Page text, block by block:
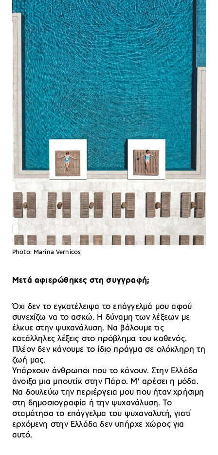
Photo: Marina Vernicos
Μετά αφιερώθηκες στη συγγραφή;
Όχι δεν το εγκατέλειψα το επάγγελμά μου αφού
συνεχίζω να το ασκώ. Η δύναμη των λέξεων με
έλκυε στην ψυχανάλυση. Να βάλουμε τις
κατάλληλες λέξεις στο πρόβλημα του καθενός.
Πλέον δεν κάνουμε το ίδιο πράγμα σε ολόκληρη τη
ζωή μας.
Υπάρχουν άνθρωποι που το κάνουν. Στην Ελλάδα
άνοιξα μια μπουτίκ στην Πάρο. Μ’ αρέσει η μόδα.
Να δουλεύω την περιέργεια μου που ήταν χρήσιμη
στη δημοσιογραφία ή την ψυχανάλυση. Το
σταμάτησα το επάγγελμα του ψυχαναλυτή, γιατί
ερχόμενη στην Ελλάδα δεν υπήρχε χώρος για
αυτό.